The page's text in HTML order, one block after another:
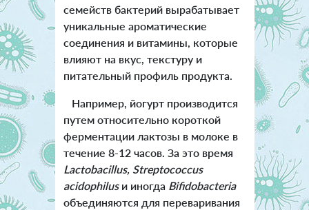
семейств бактерий вырабатывает
уникальные ароматические
соединения и витамины, которые
влияют на вкус, текстуру и
питательный профиль продукта.
Например, йогурт производится
путем относительно короткой
ферментации лактозы в молоке в
течение 8-12 часов. За это время
Lactobacillus, Streptococcus
acidophilusи иногда Bifidobacteria
объединяются для переваривания